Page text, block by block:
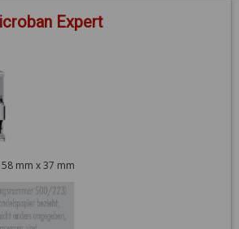
Expert
58 mm x 37 mm